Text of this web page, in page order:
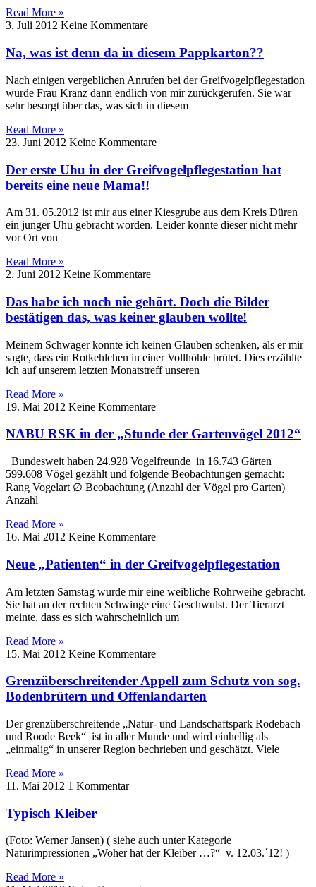
Read More »
3. Juli 2012 Keine Kommentare
Na, was ist denn da in diesem Pappkarton??
Nach einigen vergeblichen Anrufen bei der Greifvogelpflegestation
wurde Frau Kranz dann endlich von mir zurückgerufen. Sie war
sehr besorgt über das, was sich in diesem
Read More »
23. Juni 2012 Keine Kommentare
Der erste Uhu in der Greifvogelpflegestation hat
bereits eine neue Mama!!
Am 31. 05.2012 ist mir aus einer Kiesgrube aus dem Kreis Düren
ein junger Uhu gebracht worden. Leider konnte dieser nicht mehr
vor Ort von
Read More »
2. Juni 2012 Keine Kommentare
Das habe ich noch nie gehört. Doch die Bilder
bestätigen das, was keiner glauben wollte!
Meinem Schwager konnte ich keinen Glauben schenken, als er mir
sagte, dass ein Rotkehlchen in einer Vollhöhle brütet. Dies erzählte
ich auf unserem letzten Monatstreff unseren
Read More »
19. Mai 2012 Keine Kommentare
NABU RSK in der „Stunde der Gartenvögel 2012“
Bundesweit haben 24.928 Vogelfreunde in 16.743 Gärten
599.608 Vögel gezählt und folgende Beobachtungen gemacht:
Rang Vogelart ∅ Beobachtung (Anzahl der Vögel pro Garten)
Anzahl
Read More »
16. Mai 2012 Keine Kommentare
Neue „Patienten“ in der Greifvogelpflegestation
Am letzten Samstag wurde mir eine weibliche Rohrweihe gebracht.
Sie hat an der rechten Schwinge eine Geschwulst. Der Tierarzt
meinte, dass es sich wahrscheinlich um
Read More »
15. Mai 2012 Keine Kommentare
Grenzüberschreitender Appell zum Schutz von sog.
Bodenbrütern und Offenlandarten
Der grenzüberschreitende „Natur- und Landschaftspark Rodebach
und Roode Beek“ ist in aller Munde und wird einhellig als
„einmalig“ in unserer Region bechrieben und geschätzt. Viele
Read More »
11. Mai 2012 1 Kommentar
Typisch Kleiber
(Foto: Werner Jansen) ( siehe auch unter Kategorie
Naturimpressionen „Woher hat der Kleiber …?“ v. 12.03.´12! )
Read More »